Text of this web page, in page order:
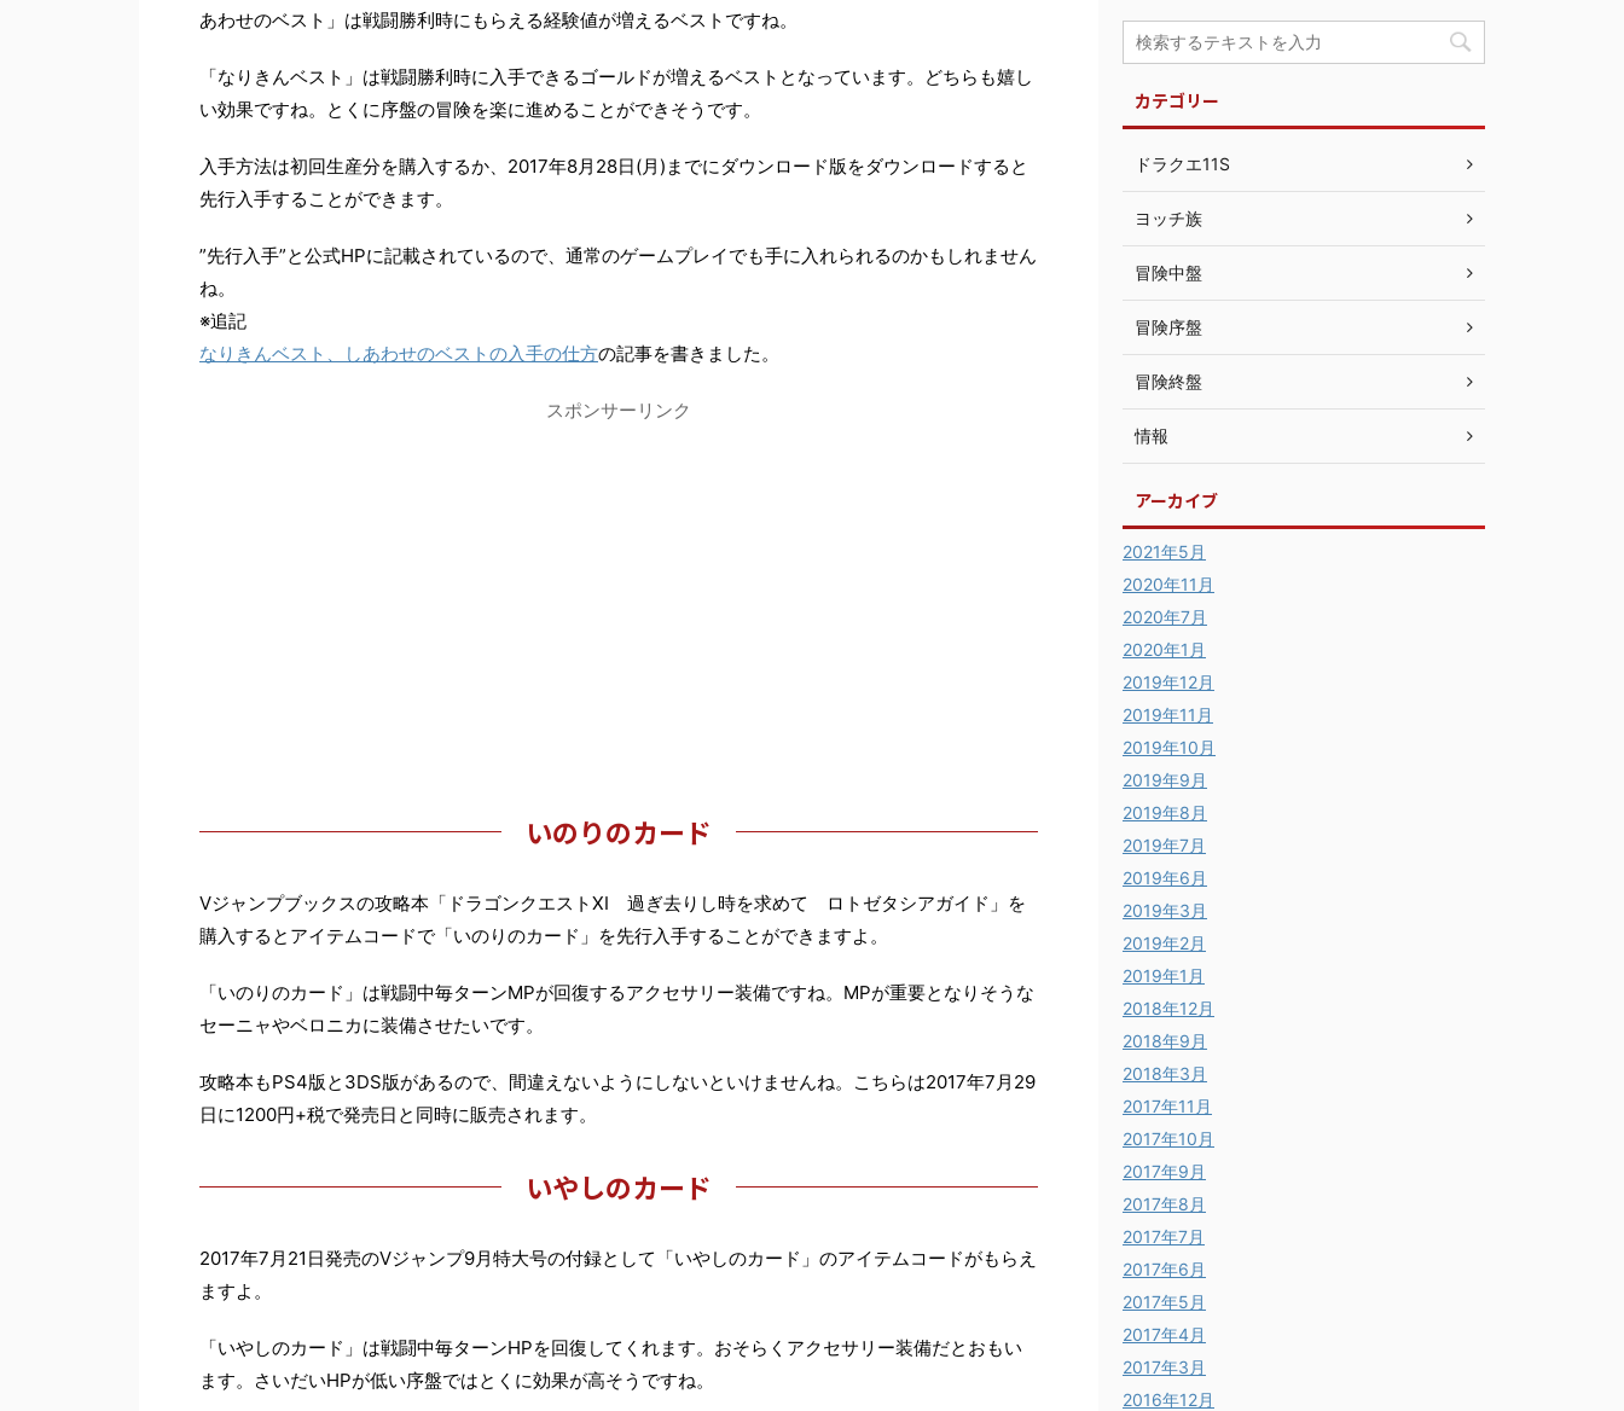
あわせのベスト」は戦闘勝利時にもらえる経験値が増えるベストですね。
「なりきんベスト」は戦闘勝利時に入手できるゴールドが増えるベストとなっています。どちらも嬉し
い効果ですね。とくに序盤の冒険を楽に進めることができそうです。
入手方法は初回生産分を購入するか、2017年8月28日(月)までにダウンロード版をダウンロードすると
先行入手することができます。
”先行入手”と公式HPに記載されているので、通常のゲームプレイでも手に入れられるのかもしれません
ね。
※追記
なりきんベスト、しあわせのベストの入手の仕方の記事を書きました。
スポンサーリンク
いのりのカード
Vジャンプブックスの攻略本「ドラゴンクエストXI 過ぎ去りし時を求めて ロトゼタシアガイド」を
購入するとアイテムコードで「いのりのカード」を先行入手することができますよ。
「いのりのカード」は戦闘中毎ターンMPが回復するアクセサリー装備ですね。MPが重要となりそうな
セーニャやベロニカに装備させたいです。
攻略本もPS4版と3DS版があるので、間違えないようにしないといけませんね。こちらは2017年7月29
日に1200円+税で発売日と同時に販売されます。
いやしのカード
2017年7月21日発売のVジャンプ9月特大号の付録として「いやしのカード」のアイテムコードがもらえ
ますよ。
「いやしのカード」は戦闘中毎ターンHPを回復してくれます。おそらくアクセサリー装備だとおもい
ます。さいだいHPが低い序盤ではとくに効果が高そうですね。
カテゴリー
ドラクエ11S
ヨッチ族
冒険中盤
冒険序盤
冒険終盤
情報
アーカイブ
2021年5月
2020年11月
2020年7月
2020年1月
2019年12月
2019年11月
2019年10月
2019年9月
2019年8月
2019年7月
2019年6月
2019年3月
2019年2月
2019年1月
2018年12月
2018年9月
2018年3月
2017年11月
2017年10月
2017年9月
2017年8月
2017年7月
2017年6月
2017年5月
2017年4月
2017年3月
2016年12月